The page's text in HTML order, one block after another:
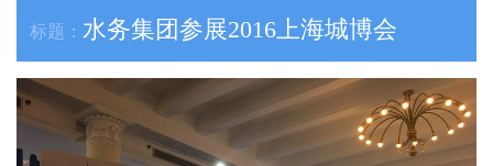
水务集团参展2016上海城博会